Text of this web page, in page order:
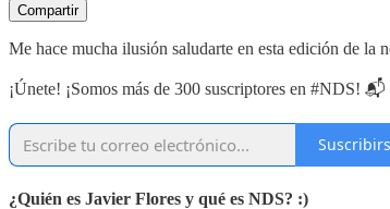
Compartir
Me hace mucha ilusión saludarte en esta edición de la
¡Únete! ¡Somos más de 300 suscriptores en #NDS! 📬
¿Quién es Javier Flores y qué es NDS? :)